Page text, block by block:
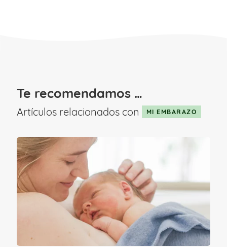
Te recomendamos …
Artículos relacionados con MI EMBARAZO